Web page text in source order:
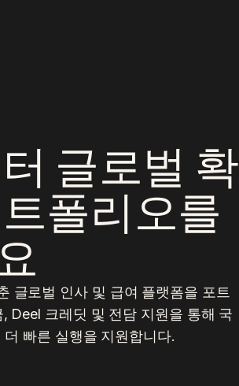
글로벌 확
폴리오를
글로벌 인사 및 급여 플랫폼을 포트
Deel 크레딧 및 전담 지원을 통해 국
빠른 실행을 지원합니다.